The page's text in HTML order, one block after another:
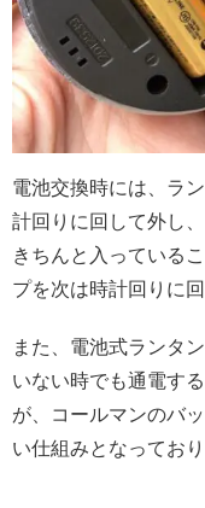
電池交換時には、ラ
計回りに回して外し
きちんと入っている
プを次は時計回りに
また、電池式ランタ
いない時でも通電す
が、コールマンのバ
い仕組みとなってお